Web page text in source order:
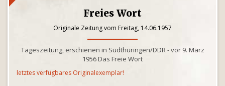
Freies Wort
Originale Zeitung vom Freitag, 14.06.1957
Tageszeitung, erschienen in Südthüringen/DDR - vor 9. März
1956 Das Freie Wort
letztes verfügbares Originalexemplar!